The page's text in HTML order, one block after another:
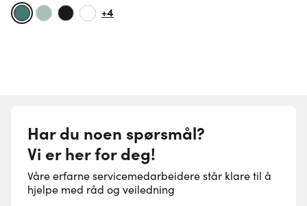
+4
Har du noen spørsmål?
Vi er her for deg!
Våre erfarne servicemedarbeidere står klare til å
hjelpe med råd og veiledning